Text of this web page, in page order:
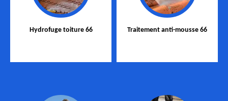
Hydrofuge toiture 66 Traitement anti-mousse 66